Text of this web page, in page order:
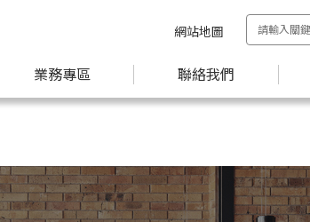
網站地圖
業務專區 聯絡我們